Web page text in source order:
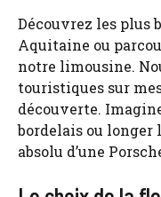
Découvrez les plus
Aquitaine ou
notre limousine.
touristiques sur
découverte.
bordelais ou longer
absolu d’une